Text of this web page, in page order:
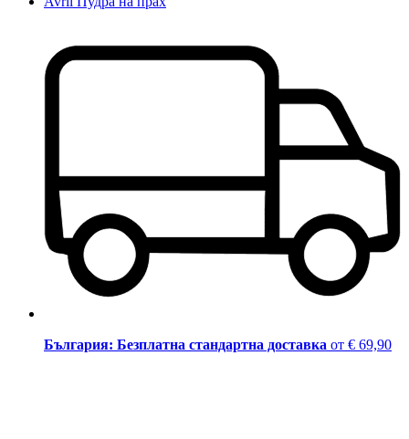
България: Безплатна стандартна доставка от € 69,90